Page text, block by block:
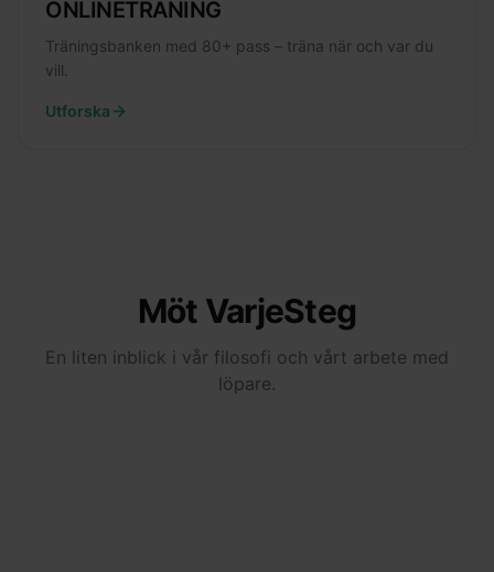
ONLINETRÄNING
Träningsbanken med 80+ pass – träna när och var du
vill.
Utforska
Möt VarjeSteg
En liten inblick i vår filosofi och vårt arbete med
löpare.